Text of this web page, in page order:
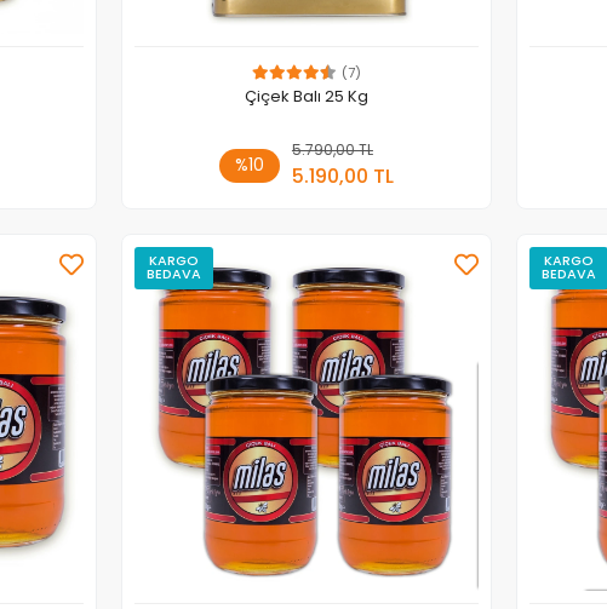
(7)
Çiçek Balı 25 Kg
%10
5.790,00 TL
5.190,00 TL
Sepete Ekle
KARGO
BEDAVA
KARGO
BEDAVA